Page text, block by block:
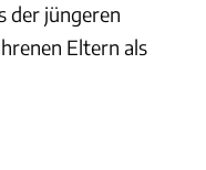
der jüngeren
Eltern als